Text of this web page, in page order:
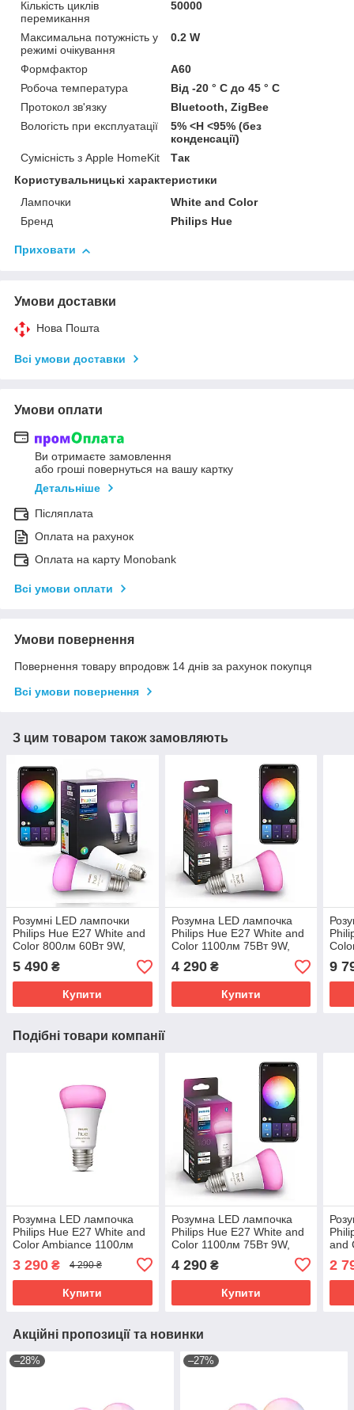
Кількість циклів
перемикання
50000
Максимальна потужність у
режимі очікування
0.2 W
Формфактор
А60
Робоча температура
Від -20 ° C до 45 ° C
Протокол зв'язку
Bluetooth, ZigBee
Вологість при експлуатації
5% <H <95% (без
конденсації)
Сумісність з Apple HomeKit
Так
Користувальницькі характеристики
Лампочки
White and Color
Бренд
Philips Hue
Приховати
Умови доставки
Нова Пошта
Всі умови доставки
Умови оплати
Ви отримаєте замовлення
або гроші повернуться на вашу картку
Детальніше
Післяплата
Оплата на рахунок
Оплата на карту Monobank
Всі умови оплати
Умови повернення
Повернення товару впродовж 14 днів за рахунок покупця
Всі умови повернення
З цим товаром також замовляють
Розумні LED лампочки
Philips Hue E27 White and
Color 800лм 60Вт 9W,
ZigBee, Bluetooth, Apple
HomeKit, 2шт.
5 490 ₴
Купити
Розумна LED лампочка
Philips Hue E27 White and
Color 1100лм 75Вт 9W,
ZigBee, Bluetooth, Apple
HomeKit
4 290₴
Купити
9
Подібні товари компанії
Розумна LED лампочка
Philips Hue E27 White and
Color Ambiance 1100лм
Bluetooth, Apple HomeKit
3 290 ₴ 4 290 ₴
Купити
Розумна LED лампочка
Philips Hue E27 White and
Color 1100лм 75Вт 9W,
HomeKit
4 290₴
Купити
and
2
Акційні пропозиції та новинки
–28% –27%